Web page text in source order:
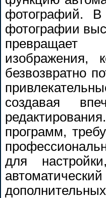
фотографий. В
фотографии
превращает
изображения,
безвозвратно
создавая
программ,
для